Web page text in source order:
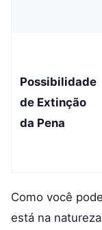
Possibilidade
de Extinção
da Pena
Como você
está na